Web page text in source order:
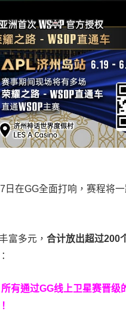
日在GG全面打响，赛程将一
富多元， 合计放出超过200
所有通过GG线上卫星赛晋级
！